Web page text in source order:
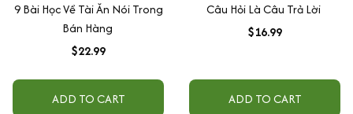
9 Bài Học Về Tài Ăn Nói Trong
Bán Hàng
$22.99
ADD TO CART
Câu Hỏi Là Câu Trả Lời
$16.99
ADD TO CART